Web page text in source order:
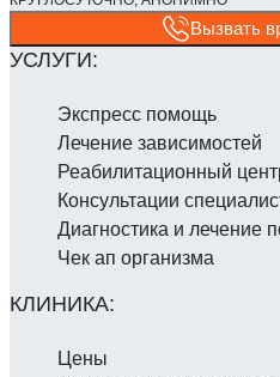
Вызвать
Экспресс помощь
Лечение зависимостей
Реабилитаци­онный
Консультации
Диагностика и лечение
Чек ап организма
Цены